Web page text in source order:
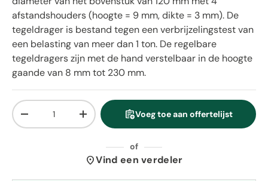
afstandshouders (hoogte = 9 mm, dikte = 3 mm). De
tegeldrager is bestand tegen een verbrijzelingstest van
een belasting van meer dan 1 ton. De regelbare
tegeldragers zijn met de hand verstelbaar in de hoogte
gaande van 8 mm tot 230 mm.
Aantal
Verlaag de hoeveelheidVerhoog de hoeveelheid
assignment_add Voeg toe aan offertelijst
of
location_onVind een verdeler